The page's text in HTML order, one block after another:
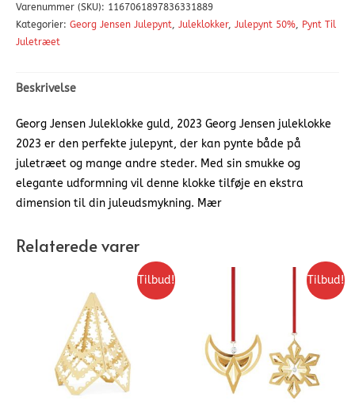
Varenummer (SKU): 1167061897836331889
Kategorier: Georg Jensen Julepynt Juleklokker, Julepynt 50%
Pynt Til
Juletræet
Beskrivelse
Georg Jensen Juleklokke guld, 2023 Georg Jensen juleklokke
2023 er den perfekte julepynt, der kan pynte både på
juletræet og mange andre steder. Med sin smukke og
elegante udformning vil denne klokke tilføje en ekstra
dimension til din juleudsmykning. Mær
Relaterede varer
Tilbud! Tilbud!